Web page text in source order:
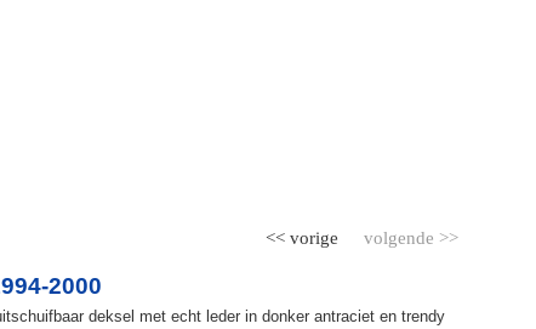
volgende >>
<< vorige
2000
deksel met echt leder in donker antraciet en trendy